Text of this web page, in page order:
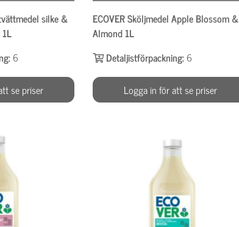
silke &
6
se priser
ECOVER Sköljmedel Apple Blossom &
Almond 1L
Detaljistförpackning:6
Logga in för att se priser